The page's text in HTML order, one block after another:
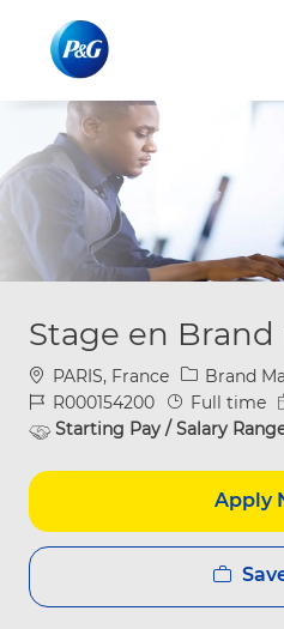
Stage en
Location
PARIS, France Category
Brand
Job IdR000154200 Job Type
Full time
Starting Pay / Salary
Apply